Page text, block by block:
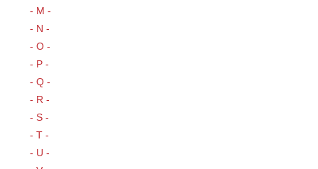
- M -
- N -
- O -
- P -
- Q -
- R -
- S -
- T -
- U -